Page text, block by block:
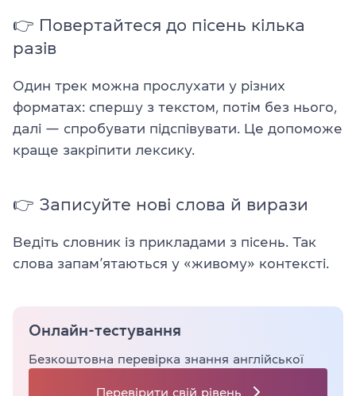
👉 Повертайтеся до пісень кілька
разів
Один трек можна прослухати у різних
форматах: спершу з текстом, потім без нього,
далі — спробувати підспівувати. Це допоможе
краще закріпити лексику.
👉 Записуйте нові слова й вирази
Ведіть словник із прикладами з пісень. Так
слова запам’ятаються у «живому» контексті.
Онлайн-тестування
Безкоштовна перевірка знання англійської
Перевірити свій рівень